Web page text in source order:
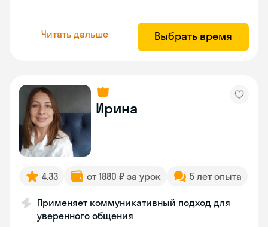
Читать дальше Выбрать время
Ирина
4.33 от 1880 ₽ за урок 5 лет опыта
Применяет коммуникативный подход для
уверенного общения